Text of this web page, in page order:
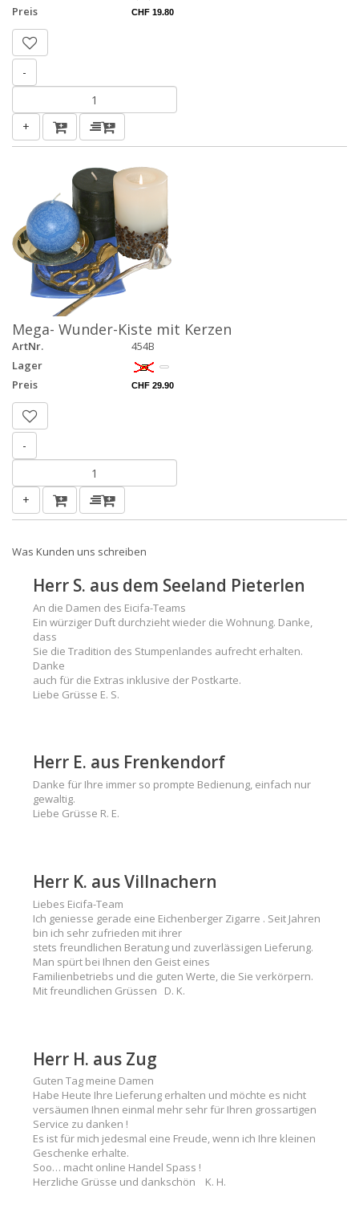
Preis
CHF 19.80
-
+
Mega- Wunder-Kiste mit Kerzen
ArtNr.
454B
Lager
Preis
CHF 29.90
-
+
Was Kunden uns schreiben
Herr S. aus dem Seeland Pieterlen
An die Damen des Eicifa-Teams
Ein würziger Duft durchzieht wieder die Wohnung. Danke,
dass
Sie die Tradition des Stumpenlandes aufrecht erhalten.
Danke
auch für die Extras inklusive der Postkarte.
Liebe Grüsse E. S.
Herr E. aus Frenkendorf
Danke für Ihre immer so prompte Bedienung, einfach nur
gewaltig.
Liebe Grüsse R. E.
Herr K. aus Villnachern
Liebes Eicifa-Team
Ich geniesse gerade eine Eichenberger Zigarre . Seit Jahren
bin ich sehr zufrieden mit ihrer
stets freundlichen Beratung und zuverlässigen Lieferung.
Man spürt bei Ihnen den Geist eines
Familienbetriebs und die guten Werte, die Sie verkörpern.
Mit freundlichen Grüssen D. K.
Herr H. aus Zug
Guten Tag meine Damen
Habe Heute Ihre Lieferung erhalten und möchte es nicht
versäumen Ihnen einmal mehr sehr für Ihren grossartigen
Service zu danken !
Es ist für mich jedesmal eine Freude, wenn ich Ihre kleinen
Geschenke erhalte.
Soo… macht online Handel Spass !
Herzliche Grüsse und dankschön K. H.